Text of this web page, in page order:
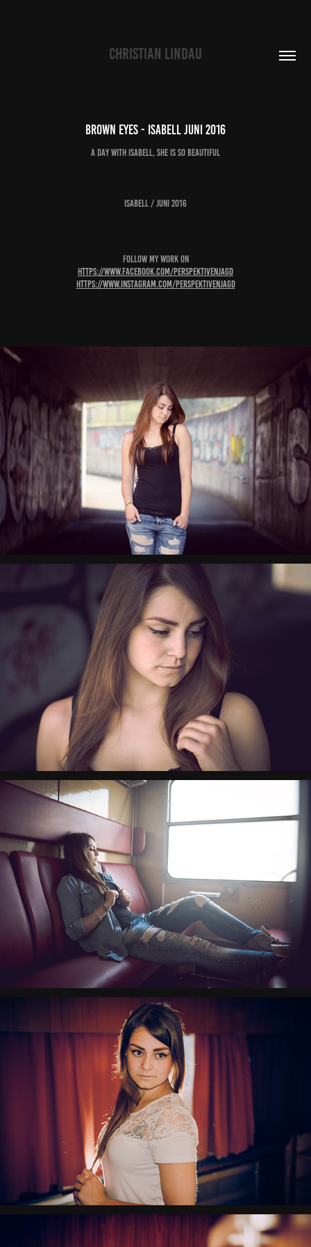
CHRISTIAN LINDAU
brown eyes - Isabell juni 2016
a day with Isabell, she is so beautiful
Isabell / juni 2016
follow my work on
https://www.facebook.com/perspektivenjagd
https://www.instagram.com/perspektivenjagd